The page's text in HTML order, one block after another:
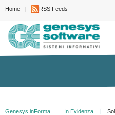
Home RSS Feeds
Genesys inForma In Evidenza